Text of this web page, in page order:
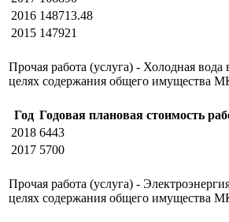
2016 148713.48
2015 147921
Прочая работа (услуга) - Холодная вода
целях содержания общего имущества
Год Годовая плановая стоимость
2018 6443
2017 5700
Прочая работа (услуга) -
целях содержания общего имущества